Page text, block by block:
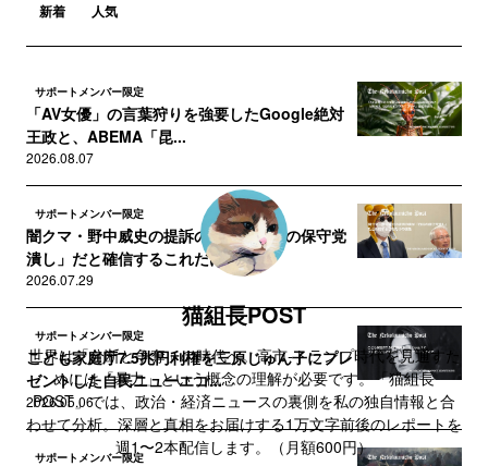
新着 人気
サポートメンバー限定
「AV女優」の言葉狩りを強要したGoogle絶対
王政と、ABEMA「昆...
2026.08.07
サポートメンバー限定
闇クマ・野中威史の提訴の裏が「自民の保守党
潰し」だと確信するこれだけの...
2026.07.29
サポートメンバー限定
こども家庭庁7.5兆円利権を三原じゅん子にプレ
ゼントした自民ニューエコ...
2026.05.06
サポートメンバー限定
猫組長POST
世界は「分断と争奪」の時代へ。高市‐トランプ時代を見通すた
めには「暴力」という概念の理解が必要です。「猫組長
POST」では、政治・経済ニュースの裏側を私の独自情報と合
わせて分析。深層と真相をお届けする1万文字前後のレポートを
週1〜2本配信します。（月額600円）